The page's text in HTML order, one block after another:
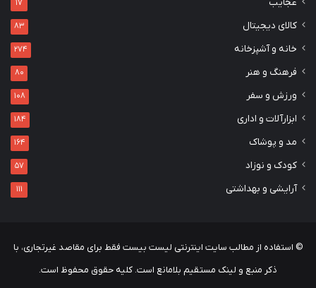
17
کالای دیجیتال 83
خانه و آشپزخانه 274
فرهنگ و هنر 80
ورزش و سفر 108
ابزارآلات و اداری 184
مد و پوشاک 164
کودک و نوزاد 57
آرایشی و بهداشتی 111
© استفاده از مطالب سایت اینترنتی لیست بیست فقط برای مقاصد غیرتجاری، با
ذکر منبع و لینک مستقیم بلامانع است. کلیه حقوق محفوظ است.